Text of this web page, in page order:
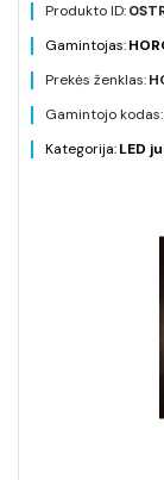
Produkto ID:
Gamintojas:
Prekės ženklas:
Gamintojo kodas:
Kategorija:LED